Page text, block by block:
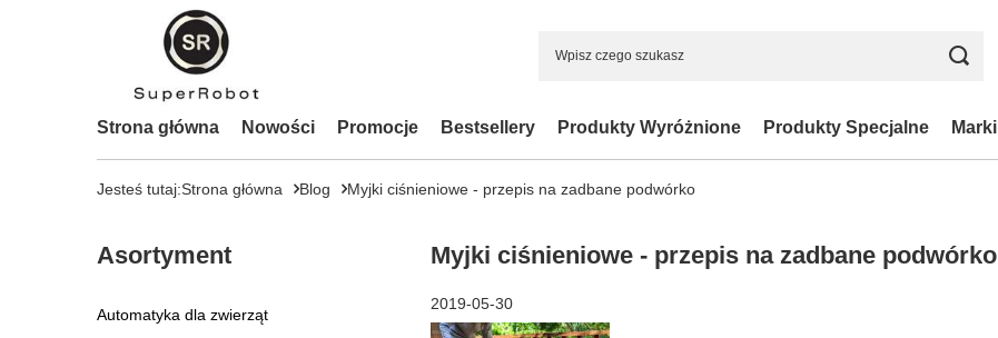
Strona główna Nowości Promocje Bestsellery Produkty Wyróżnione Produkty Specjalne Marki
Jesteś tutaj:Strona główna Blog Myjki ciśnieniowe - przepis na zadbane podwórko
Asortyment
Automatyka dla zwierząt
Myjki ciśnieniowe - przepis na zadbane podwórko
2019-05-30